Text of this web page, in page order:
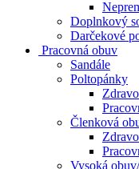
Doplnkový
Darčekové
Pracovná obuv
Sandále
Poltopánky
Členková
Vysoká